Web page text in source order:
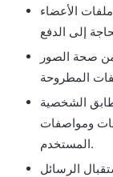
الأعضاء
صحة الصور
الشخصية
ومواصفات
المستخدم.
الرسائل